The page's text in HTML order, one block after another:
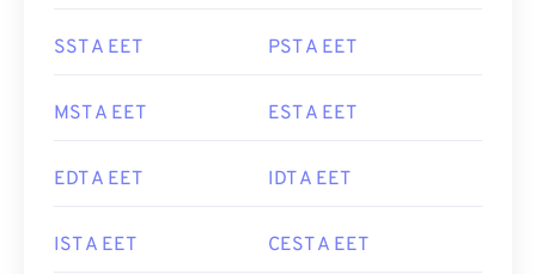
SST A EET PST A EET
MST A EET EST A EET
EDT A EET IDT A EET
IST A EET CEST A EET